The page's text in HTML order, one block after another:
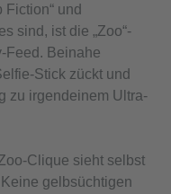
und
sind, ist die „Zoo“-
Feed. Beinahe
Stick zückt und
zu irgendeinem Ultra-
Clique sieht selbst
gelbsüchtigen